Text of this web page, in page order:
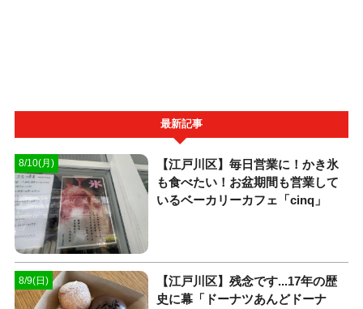
最新記事
8/10(月)
【江戸川区】毎日営業に！かき氷
も食べたい！お盆期間も営業して
いるベーカリーカフェ「cinq」
8/9(日)
【江戸川区】残念です...17年の歴
史に幕「ドーナツあんどドーナ